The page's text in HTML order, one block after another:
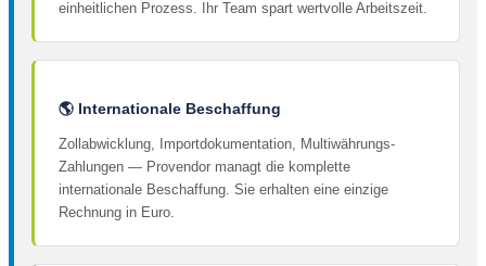
einheitlichen Prozess. Ihr Team spart wertvolle Arbeitszeit.
🌎 Internationale Beschaffung
Zollabwicklung, Importdokumentation, Multiwährungs-
Zahlungen — Provendor managt die komplette
internationale Beschaffung. Sie erhalten eine einzige
Rechnung in Euro.